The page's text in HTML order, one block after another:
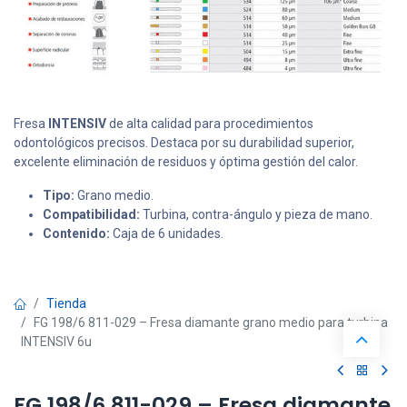
Fresa INTENSIVde alta calidad para procedimientos
odontológicos precisos. Destaca por su durabilidad superior,
excelente eliminación de residuos y óptima gestión del calor.
Tipo: Grano medio.
Compatibilidad: Turbina, contra-ángulo y pieza de mano.
Contenido: Caja de 6 unidades.
Tienda
FG 198/6 811-029 – Fresa diamante grano medio para turbina
INTENSIV 6u